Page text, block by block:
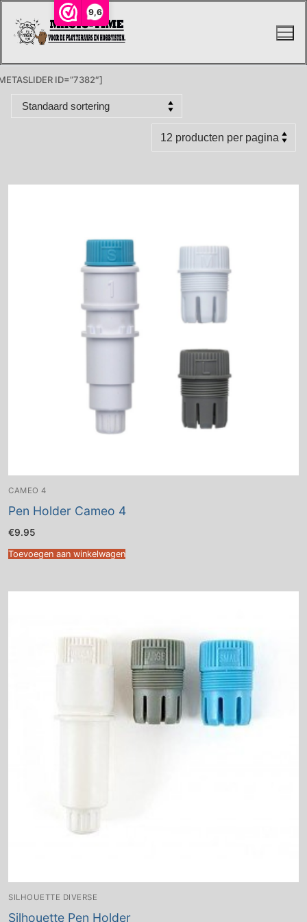
9,6
naar
ID=”7382″]
CAMEO 4
Pen Holder Cameo 4
€9.95
Toevoegen aan winkelwagen
SILHOUETTE DIVERSE
Silhouette Pen Holder